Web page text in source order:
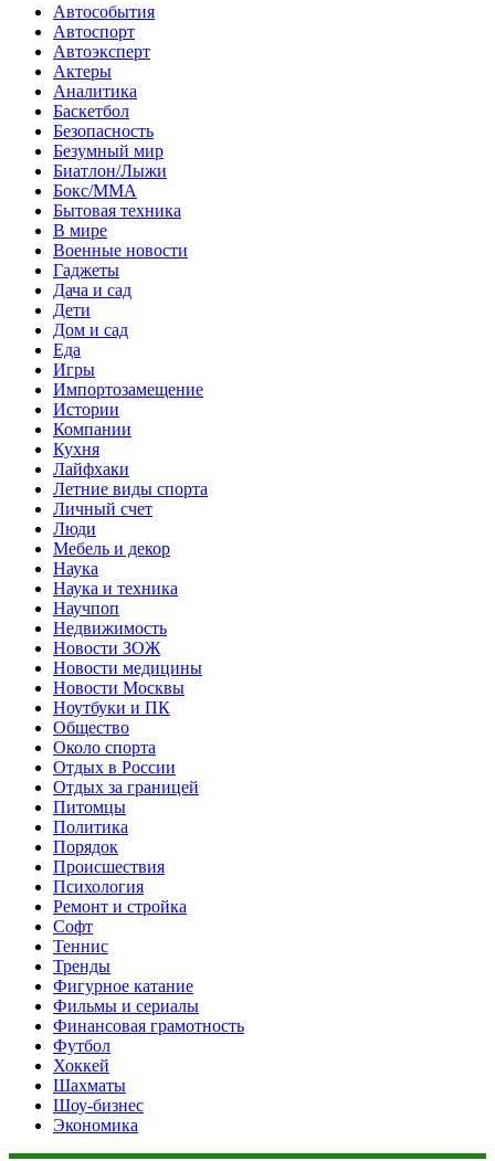
Автособытия
Автоспорт
Автоэксперт
Актеры
Аналитика
Баскетбол
Безопасность
Безумный мир
Биатлон/Лыжи
Бокс/MMA
Бытовая техника
В мире
Военные новости
Гаджеты
Дача и сад
Дети
Дом и сад
Еда
Игры
Импортозамещение
Истории
Компании
Кухня
Лайфхаки
Летние виды спорта
Личный счет
Люди
Мебель и декор
Наука
Наука и техника
Научпоп
Недвижимость
Новости ЗОЖ
Новости медицины
Новости Москвы
Ноутбуки и ПК
Общество
Около спорта
Отдых в России
Отдых за границей
Питомцы
Политика
Порядок
Происшествия
Психология
Ремонт и стройка
Софт
Теннис
Тренды
Фигурное катание
Фильмы и сериалы
Финансовая грамотность
Футбол
Хоккей
Шахматы
Шоу-бизнес
Экономика